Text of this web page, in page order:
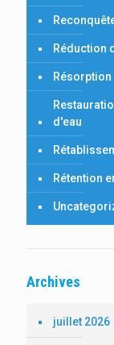
Réduction
d'eau
Rétention
Archives
juillet 2026